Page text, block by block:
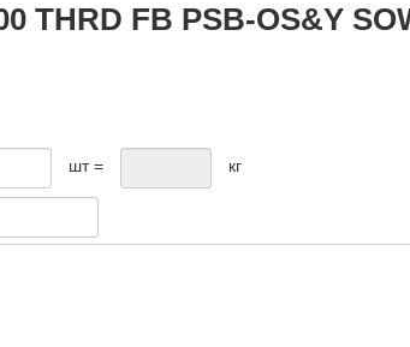
THRD FB PSB-OS&Y
шт = кг